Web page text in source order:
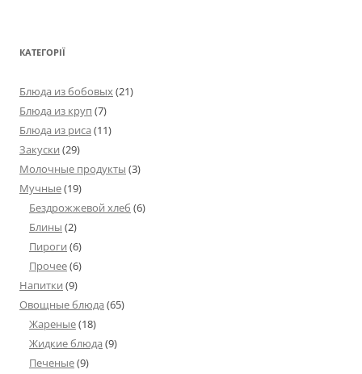
КАТЕГОРІЇ
Блюда из бобовых(21)
Блюда из круп (7)
Блюда из риса (11)
Закуски (29)
Молочные продукты (3)
Мучные(19)
Бездрожжевой хлеб (6)
Блины (2)
Пироги (6)
Прочее(6)
Напитки (9)
Овощные блюда (65)
Жареные(18)
Жидкие блюда (9)
Печеные(9)